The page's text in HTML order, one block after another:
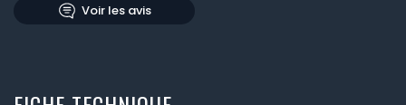
Voir les avis